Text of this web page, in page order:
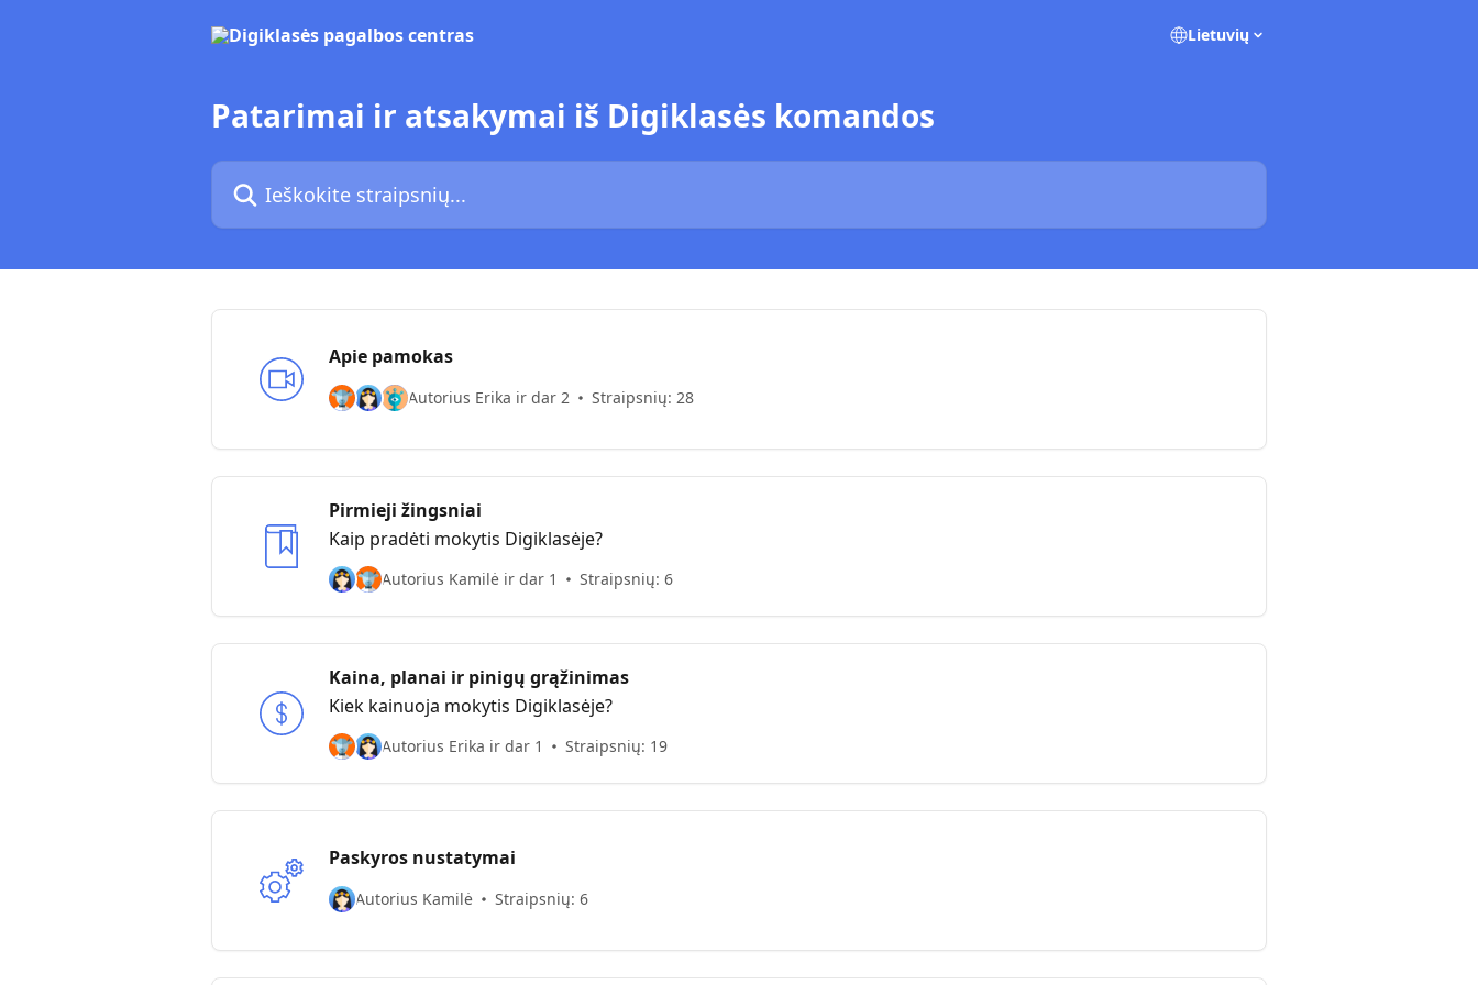
Lietuvių
Patarimai ir atsakymai iš Digiklasės komandos
Ieškokite straipsnių...
Apie pamokas
Autorius Erika ir dar 2 Straipsnių: 28
Pirmieji žingsniai
Kaip pradėti mokytis Digiklasėje?
Autorius Kamilė ir dar 1 Straipsnių: 6
Kaina, planai ir pinigų grąžinimas
Kiek kainuoja mokytis Digiklasėje?
Autorius Erika ir dar 1 Straipsnių: 19
Paskyros nustatymai
Autorius Kamilė Straipsnių: 6